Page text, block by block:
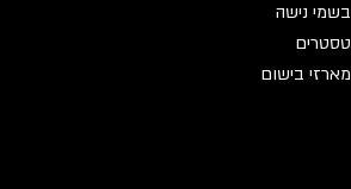
בשמי נישה
טסטרים
מארזי בישום